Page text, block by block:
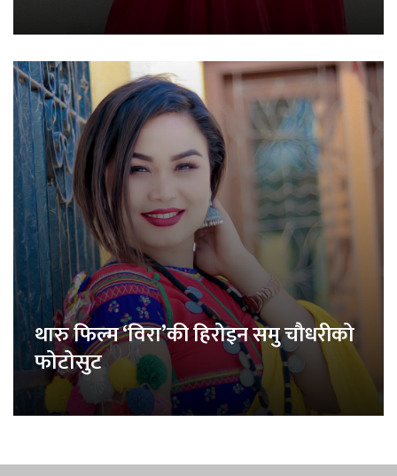
थारु फिल्म ‘विरा’की हिरोइन समु चौधरीको
फोटोसुट